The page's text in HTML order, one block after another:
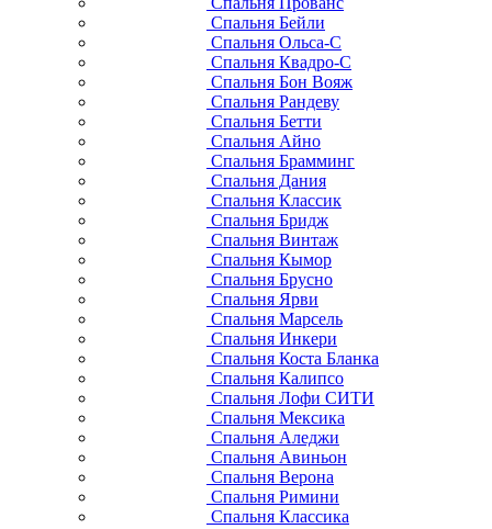
Спальня Бейли
Спальня Ольса-С
Спальня Квадро-С
Спальня Бон Вояж
Спальня Рандеву
Спальня Бетти
Спальня Айно
Спальня Брамминг
Спальня Дания
Спальня Классик
Спальня Бридж
Спальня Винтаж
Спальня Кымор
Спальня Брусно
Спальня Ярви
Спальня Марсель
Спальня Инкери
Спальня Коста Бланка
Спальня Калипсо
Спальня Лофи СИТИ
Спальня Мексика
Спальня Аледжи
Спальня Авиньон
Спальня Верона
Спальня Римини
Спальня Классика